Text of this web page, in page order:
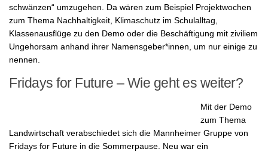
schwänzen“ umzugehen. Da wären zum Beispiel Projektwochen
zum Thema Nachhaltigkeit, Klimaschutz im Schulalltag,
Klassenausflüge zu den Demo oder die Beschäftigung mit ziviliem
Ungehorsam anhand ihrer Namensgeber*innen, um nur einige zu
nennen.
Fridays for Future – Wie geht es weiter?
Mit der Demo
zum Thema
Landwirtschaft verabschiedet sich die Mannheimer Gruppe von
Fridays for Future in die Sommerpause. Neu war ein